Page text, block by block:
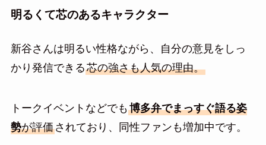
明るくて芯のあるキャラクター
新谷さんは明るい性格ながら、自分の意見をしっ
かり発信できる芯の強さも人気の理由。
トークイベントなどでも博多弁でまっすぐ語る姿
勢が評価されており、同性ファンも増加中です。